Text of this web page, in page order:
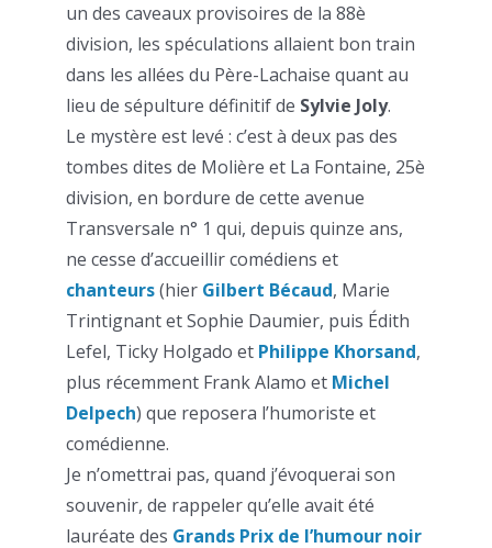
un des caveaux provisoires de la 88è
division, les spéculations allaient bon train
dans les allées du Père-Lachaise quant au
lieu de sépulture définitif de Sylvie Joly.
Le mystère est levé : c’est à deux pas des
tombes dites de Molière et La Fontaine, 25è
division, en bordure de cette avenue
Transversale n° 1 qui, depuis quinze ans,
ne cesse d’accueillir comédiens et
chanteurs(hier Gilbert Bécaud, Marie
Trintignant et Sophie Daumier, puis Édith
Lefel, Ticky Holgado et Philippe Khorsand,
plus récemment Frank Alamo et Michel
Delpech) que reposera l’humoriste et
comédienne.
Je n’omettrai pas, quand j’évoquerai son
souvenir, de rappeler qu’elle avait été
lauréate des Grands Prix de l’humour noir